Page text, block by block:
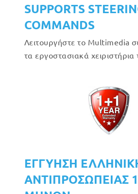
SUPPORTS
COMMANDS
Λειτουργήστε το Multimedia
τα εργοστασιακά χειριστήρια
ΕΓΓΥΗΣΗ
ΑΝΤΙΠΡΟΣΩΠΕΙΑΣ